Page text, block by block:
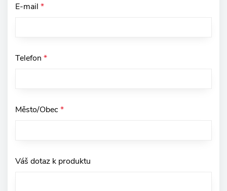
E-mail *
Telefon *
Město/Obec*
Váš dotaz k produktu